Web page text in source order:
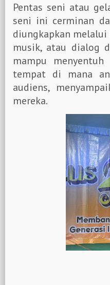
Pentas seni atau
seni ini cerminan
diungkapkan melalui
musik, atau dialog
mampu
tempat di mana
audiens,
mereka.